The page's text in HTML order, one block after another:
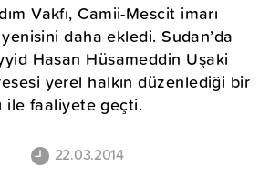
Vakfı, Camii-Mescit imarı
daha ekledi. Sudan’da
Hasan Hüsameddin Uşaki
yerel halkın düzenlediği bir
ile faaliyete geçti.
22.03.2014